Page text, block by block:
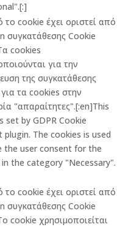
το cookie έχει οριστεί από
συγκατάθεσης Cookie
cookies
για την
της συγκατάθεσης
τα cookies στην
"απαραίτητες".[:en]This
set by GDPR Cookie
plugin. The cookies is used
the user consent for the
the category "Necessary".
το cookie έχει οριστεί από
συγκατάθεσης Cookie
cookie χρησιμοποιείται